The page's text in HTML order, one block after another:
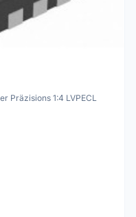
Präzisions 1:4 LVPECL